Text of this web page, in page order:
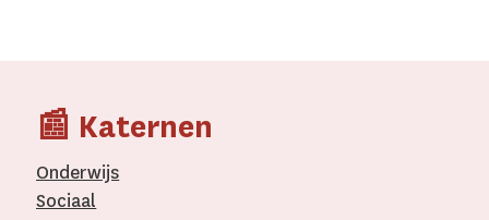
📰 Katernen
Onderwijs
Sociaal